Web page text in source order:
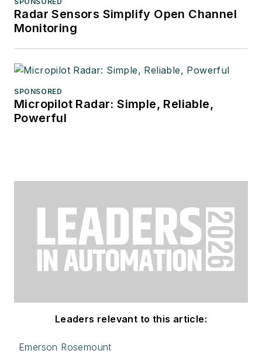
Radar Sensors Simplify Open Channel
Monitoring
SPONSORED
Micropilot Radar: Simple, Reliable,
Powerful
Leaders relevant to this article:
Emerson Rosemount